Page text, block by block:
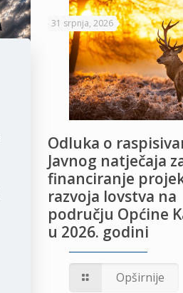
31 srpnja, 2026
Odluka o
Javnog natječaja
financiranje
razvoja lovstva na
području Općine
u 2026. godini
Opširnije